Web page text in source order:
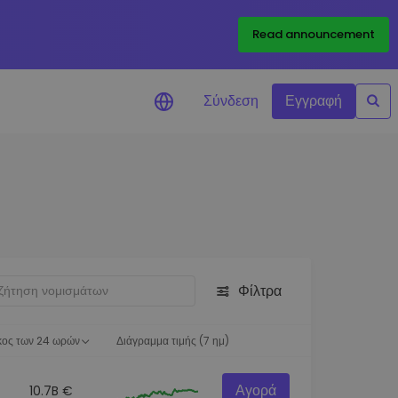
Read announcement
Σύνδεση Εγγραφή
Φίλτρα
των 24 ωρών Διάγραμμα τιμής (7 ημ)
10.7B € Αγορά